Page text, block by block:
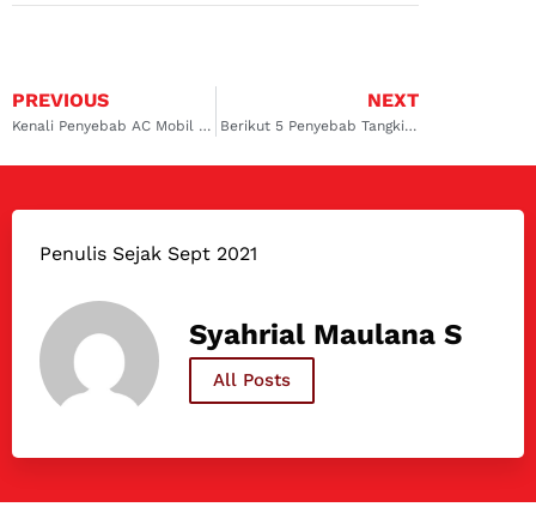
PREVIOUS
Kenali Penyebab AC Mobil Anda Panas Ketika Macet!
NEXT
Berikut 5 Penyebab Tangki Bensin Mobil Anda Kemasukan Air!
Penulis Sejak Sept 2021
Syahrial Maulana S
All Posts